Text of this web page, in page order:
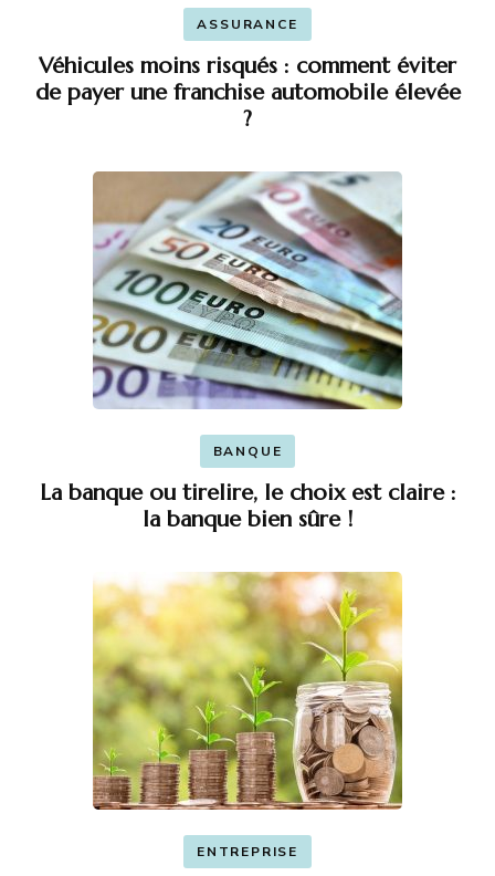
ASSURANCE
Véhicules moins risqués : comment éviter
de payer une franchise automobile élevée
?
BANQUE
La banque ou tirelire, le choix est claire :
la banque bien sûre !
ENTREPRISE